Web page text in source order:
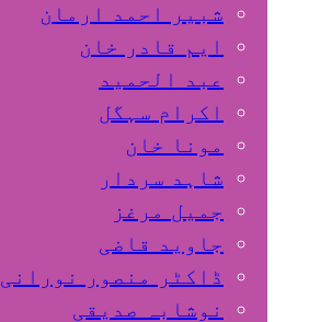
شبیر احمد ارمان
ایم قادر خان
عبد الحمید
اکرام سہگل
مونا خان
شاہد سردار
جمیل مرغز
جاوید قاضی
ڈاکٹر منصور نورانی
نوشابہ صدیقی